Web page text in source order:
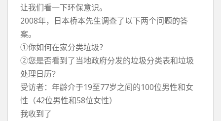
让我们看一下环保意识。
2008年，日本桥本先生调查了以下两个问题的答
案。
①你如何在家分类垃圾？
②您是否看到了当地政府分发的垃圾分类表和垃圾
处理日历？
受访者：年龄介于19至77岁之间的100位男性和女
性（42位男性和58位女性）
我收到了